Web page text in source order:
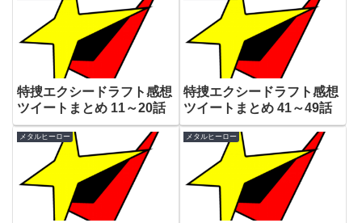
特捜エクシードラフト感想
ツイートまとめ 11～20話
特捜エクシードラフト感想
ツイートまとめ 41～49話
メタルヒーロー メタルヒーロー